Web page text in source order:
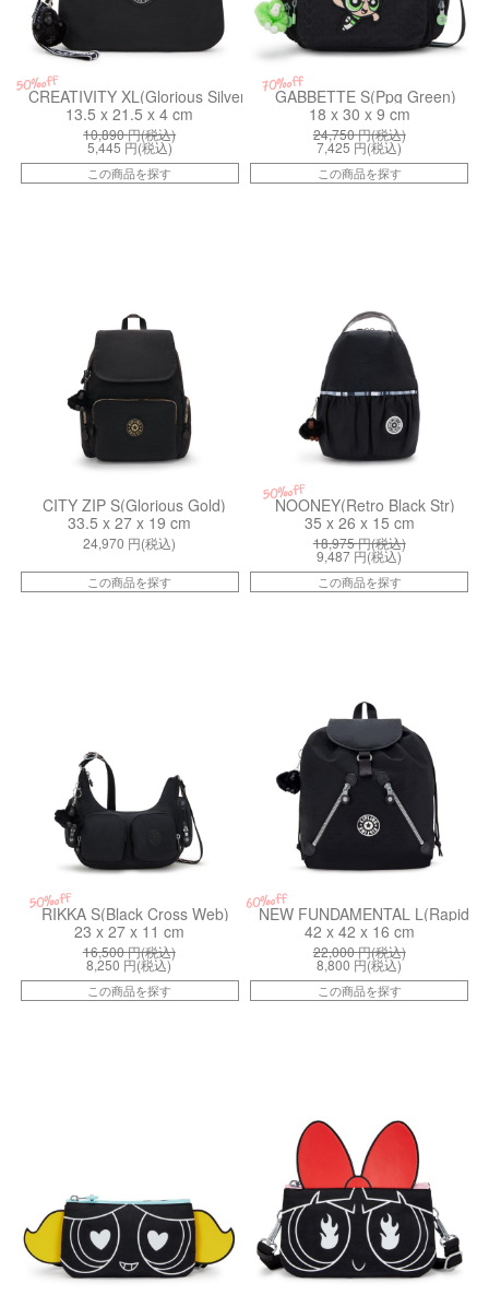
50%off
CREATIVITY XL(Glorious Silver)
13.5 x 21.5 x 4 cm
10,890円(税込)
5,445 円(税込)
この商品を探す
70%off
GABBETTE S(Ppg Green)
18 x 30 x 9 cm
24,750円(税込)
7,425 円(税込)
この商品を探す
CITY ZIP S(Glorious Gold)
33.5 x 27 x 19 cm
24,970 円(税込)
この商品を探す
50%off
NOONEY(Retro Black Str)
35 x 26 x 15 cm
18,975円(税込)
9,487 円(税込)
この商品を探す
50%off
RIKKA S(Black Cross Web)
23 x 27 x 11 cm
16,500円(税込)
8,250 円(税込)
この商品を探す
60%off
NEW FUNDAMENTAL L(Rapid
42 x 42 x 16 cm
22,000円(税込)
8,800 円(税込)
この商品を探す